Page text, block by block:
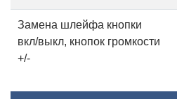
Замена шлейфа кнопки
вкл/выкл, кнопок громкости
+/-